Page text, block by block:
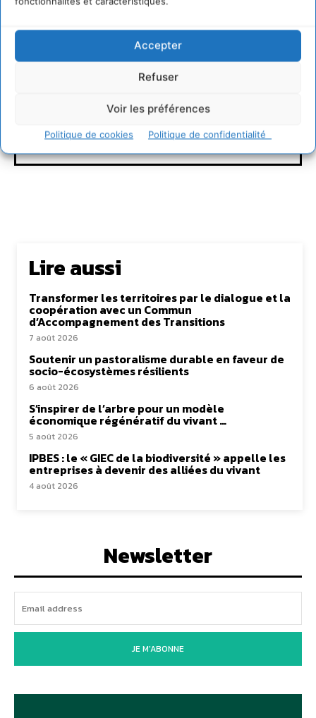
Accepter
Refuser
Voir les préférences
Politique de cookies Politique de confidentialité
Lire aussi
Transformer les territoires par le dialogue et la
coopération avec un Commun
d’Accompagnement des Transitions
7 août 2026
Soutenir un pastoralisme durable en faveur de
socio-écosystèmes résilients
6 août 2026
S’inspirer de l’arbre pour un modèle
économique régénératif du vivant …
5 août 2026
IPBES : le « GIEC de la biodiversité » appelle les
entreprises à devenir des alliées du vivant
4 août 2026
Newsletter
JE M'ABONNE